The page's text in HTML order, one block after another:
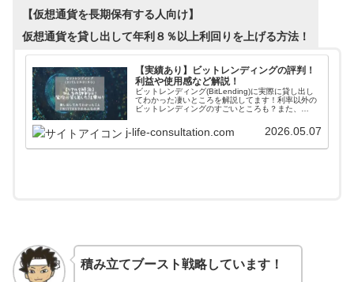
【仮想通貨を長期保有する人向け】
仮想通貨を貸し出して年利８％以上利回りを上げる方法！
【実績あり】ビットレンディングの評判！
利益や使用感など解説！
ビットレンディング(BitLending)に実際に貸し出し
てわかった凄いところを解説してます！利率以外の
ビットレンディングのすごいところも？また、
j-life-consultation.com 2026.05.07
積み立てブースト戦略しています！